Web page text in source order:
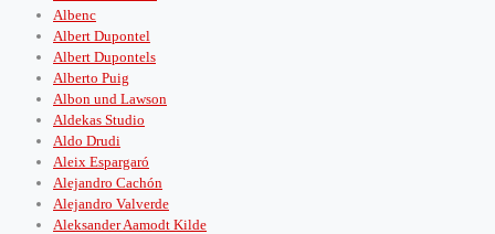
Albenc
Albert Dupontel
Albert Dupontels
Alberto Puig
Albon und Lawson
Aldekas Studio
Aldo Drudi
Aleix Espargaró
Alejandro Cachón
Alejandro Valverde
Aleksander Aamodt Kilde